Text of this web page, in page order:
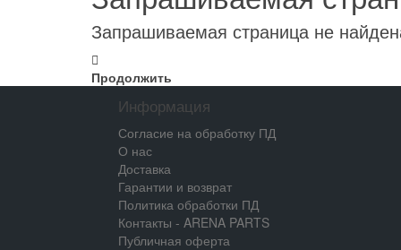
Запрашиваемая страница не
Продолжить
Информация
Согласие на обработку ПД
О нас
Доставка
Гарантии и возврат
Политика обработки ПД
Контакты - ARENA PARTS
Публичная оферта